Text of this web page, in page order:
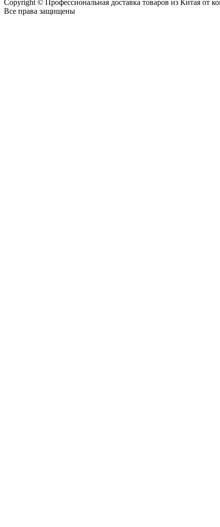
Copyright © Профессиональная доставка товаров из Китая от
Все права защищены